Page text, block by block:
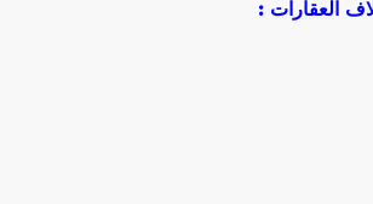
العقارات :